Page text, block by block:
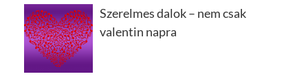
Szerelmes dalok – nem csak
valentin napra